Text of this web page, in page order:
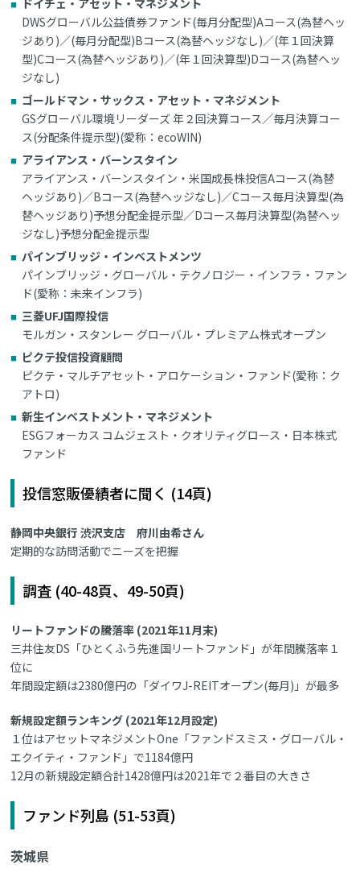
ドイチェ・アセット・マネジメント
DWSグローバル公益債券ファンド(毎月分配型)Aコース(為替ヘッ
ジあり)／(毎月分配型)Bコース(為替ヘッジなし)／(年１回決算
型)Cコース(為替ヘッジあり)／(年１回決算型)Dコース(為替ヘッ
ジなし)
ゴールドマン・サックス・アセット・マネジメント
GSグローバル環境リーダーズ 年２回決算コース／毎月決算コー
ス(分配条件提示型)(愛称：ecoWIN)
アライアンス・バーンスタイン
アライアンス・バーンスタイン・米国成長株投信Aコース(為替
ヘッジあり)／Bコース(為替ヘッジなし)／Cコース毎月決算型(為
替ヘッジあり)予想分配金提示型／Dコース毎月決算型(為替ヘッ
ジなし)予想分配金提示型
パインブリッジ・インベストメンツ
パインブリッジ・グローバル・テクノロジー・インフラ・ファン
ド(愛称：未来インフラ)
三菱UFJ国際投信
モルガン・スタンレー グローバル・プレミアム株式オープン
ピクテ投信投資顧問
ピクテ・マルチアセット・アロケーション・ファンド(愛称：ク
アトロ)
新生インベストメント・マネジメント
ESGフォーカス コムジェスト・クオリティグロース・日本株式
ファンド
投信窓販優績者に聞く (14頁)
静岡中央銀行 渋沢支店 府川由希さん
定期的な訪問活動でニーズを把握
調査 (40-48頁、49-50頁)
リートファンドの騰落率 (2021年11月末)
三井住友DS「ひとくふう先進国リートファンド」が年間騰落率１
位に
年間設定額は2380億円の「ダイワJ-REITオープン(毎月)」が最多
新規設定額ランキング (2021年12月設定)
１位はアセットマネジメントOne「ファンドスミス・グローバル・
エクイティ・ファンド」で1184億円
12月の新規設定額合計1428億円は2021年で２番目の大きさ
ファンド列島 (51-53頁)
茨城県